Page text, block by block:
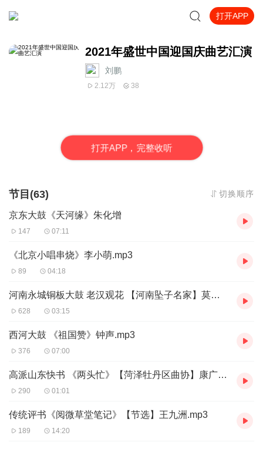
打开APP
2021年盛世中国迎国庆曲艺汇演
刘鹏
2.12万 38
打开APP，完整收听
节目(63) 切换顺序
京东大鼓《天河缘》朱化增
147 07:11
《北京小唱串烧》李小萌.mp3
89 04:18
河南永城铜板大鼓 老汉观花 【河南坠子名家】莫红梅
628 03:15
西河大鼓 《祖国赞》钟声.mp3
376 07:00
高派山东快书 《两头忙》【菏泽牡丹区曲协】康广为.mp3
290 01:01
传统评书《阅微草堂笔记》【节选】王九洲.mp3
189 14:20